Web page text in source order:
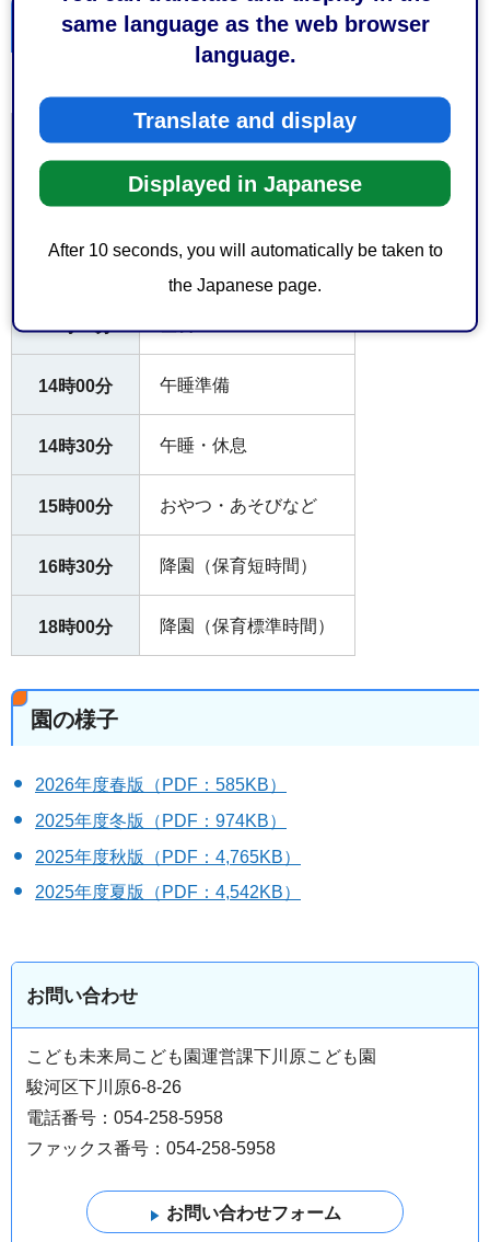
same language as the web browser
language.
Translate and display
Displayed in Japanese
After 10 seconds, you will automatically be taken to
the Japanese page.
こども園の一日
7時00分 登園（保育標準時間）
8時30分 登園（保育短時間）
教育・保育活動
11時30分
14時00分 午睡準備
14時30分 午睡・休息
15時00分 おやつ・あそびなど
16時30分 降園（保育短時間）
18時00分 降園（保育標準時間）
園の様子
2026年度春版（PDF：585KB）
2025年度冬版（PDF：974KB）
2025年度秋版（PDF：4,765KB）
2025年度夏版（PDF：4,542KB）
お問い合わせ
こども未来局こども園運営課下川原こども園
駿河区下川原6-8-26
電話番号：054-258-5958
ファックス番号：054-258-5958